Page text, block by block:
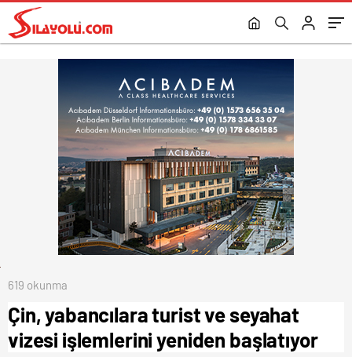
619 okunma
Çin, yabancılara turist ve seyahat
vizesi işlemlerini yeniden başlatıyor
ziyarete kapatıldı